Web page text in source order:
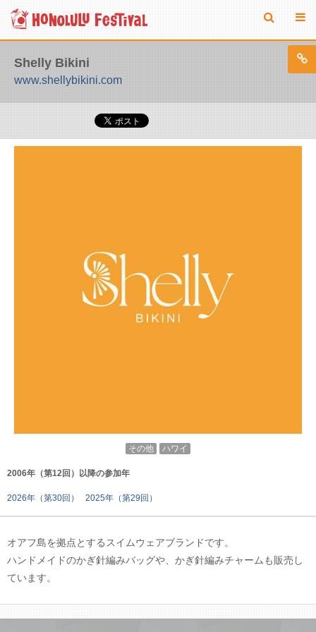
Shelly Bikini
www.shellybikini.com
その他 ハワイ
2006年（第12回）以降の参加年
2026年（第30回） 2025年（第29回）
オアフ島を拠点とするスイムウェアブランドです。
ハンドメイドのかぎ針編みバッグや、かぎ針編みチャームも販売し
ています。